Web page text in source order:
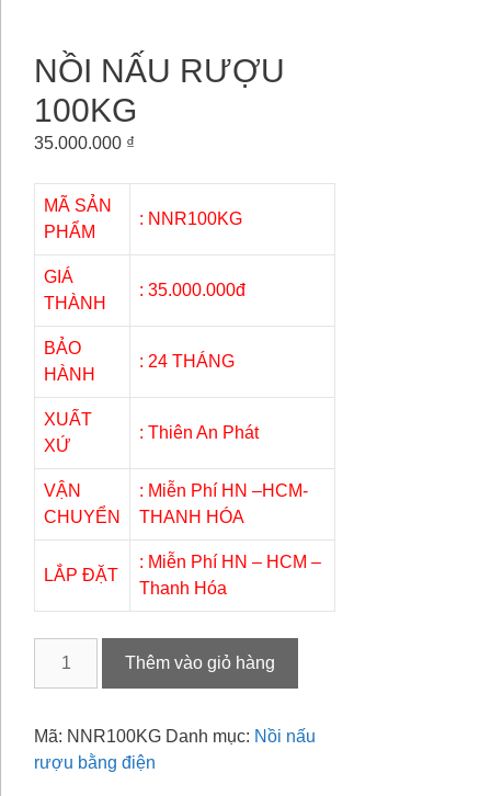
NỒI NẤU RƯỢU
100KG
35.000.000 ₫
MÃ SẢN
PHẨM
: NNR100KG
GIÁ
THÀNH
: 35.000.000đ
BẢO
HÀNH
: 24 THÁNG
XUẤT
XỨ
: Thiên An Phát
VẬN
CHUYỂN
: Miễn Phí HN –HCM-
THANH HÓA
LẮP ĐẶT
: Miễn Phí HN – HCM –
Thanh Hóa
100KG
số
Thêm vào giỏ hàng
Mã: NNR100KG Danh mục: Nồi nấu
rượu bằng điện